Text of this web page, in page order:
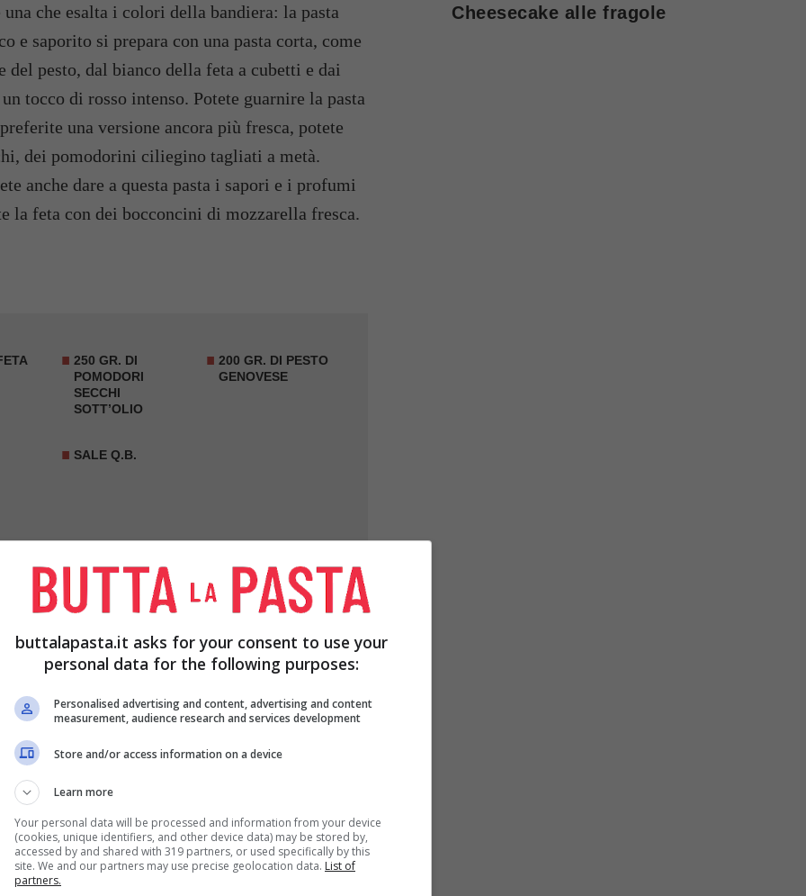
che esalta i colori della bandiera: la pasta
e saporito si prepara con una pasta corta, come
pesto, dal bianco della feta a cubetti e dai
tocco di rosso intenso. Potete guarnire la pasta
una versione ancora più fresca, potete
dei pomodorini ciliegino tagliati a metà.
anche dare a questa pasta i sapori e i profumi
feta con dei bocconcini di mozzarella fresca.
250 GR. DI
POMODORI
SECCHI
SOTT’OLIO
200 GR. DI PESTO
GENOVESE
SALE Q.B.
tricolore, come prima cosa cuocete lapastain
e trasferitela in una ciotola con un filo
più velocemente passandola sotto l’acqua
tagliate a cubetti lafetae riducete i pomodori
Cheesecake alle fragole
buttalapasta.it asks for your consent to use your
personal data for the following purposes:
Personalised advertising and content, advertising and content
measurement, audience research and services development
Store and/or access information on a device
Learn more
Your personal data will be processed and information from your device
(cookies, unique identifiers, and other device data) may be stored by,
accessed by and shared with 319 partners, or used specifically by this
site. We and our partners may use precise geolocation data. List of
partners.